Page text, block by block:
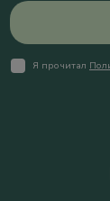
Я прочитал